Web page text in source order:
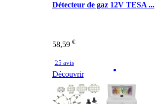
Détecteur de gaz 12V TESA ...
58,59 €
25 avis
Découvrir